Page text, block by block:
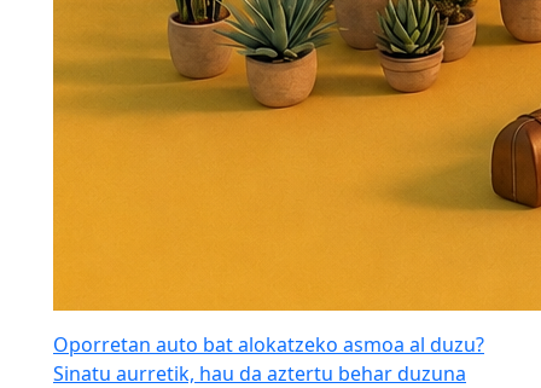
Oporretan auto bat alokatzeko asmoa al duzu?
Sinatu aurretik, hau da aztertu behar duzuna